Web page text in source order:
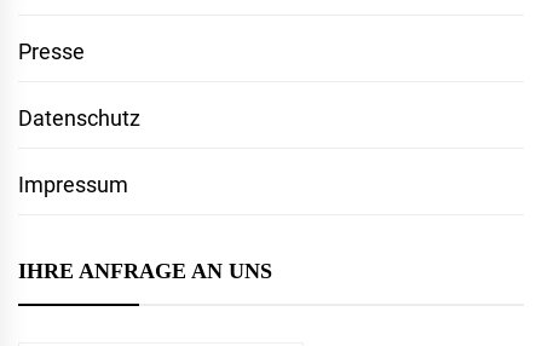
Presse
Datenschutz
Impressum
IHRE ANFRAGE AN UNS